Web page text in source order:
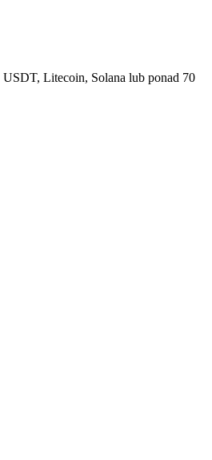
Litecoin, Solana lub ponad 70